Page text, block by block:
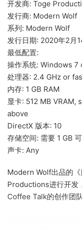
开发商: Toge
发行商: Modern Wolf
系列: Modern Wolf
发行日期: 2020年2月
最低配置:
操作系统: Windows 7
处理器: 2.4 GHz or
内存: 1 GB RAM
显卡: 512 MB
above
DirectX 版本: 10
存储空间: 需要 1 GB
声卡: Any
Modern Wolf出品的
Productions进行开发
Coffee Talk的创作团队